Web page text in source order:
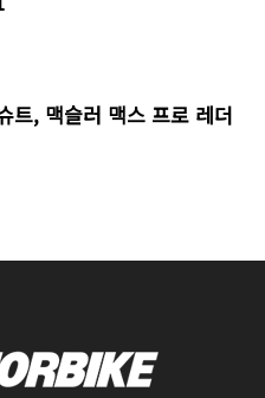
트, 맥슬러 맥스 프로 레더